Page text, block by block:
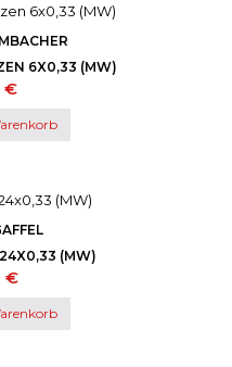
6X0,33 (MW)
€
(MW)
€